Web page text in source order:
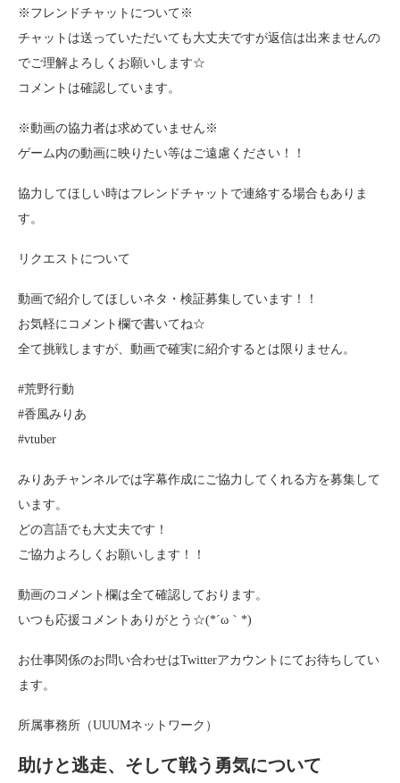
※フレンドチャットについて※
チャットは送っていただいても大丈夫ですが返信は出来ませんの
でご理解よろしくお願いします☆
コメントは確認しています。
※動画の協力者は求めていません※
ゲーム内の動画に映りたい等はご遠慮ください！！
協力してほしい時はフレンドチャットで連絡する場合もありま
す。
リクエストについて
動画で紹介してほしいネタ・検証募集しています！！
お気軽にコメント欄で書いてね☆
全て挑戦しますが、動画で確実に紹介するとは限りません。
#荒野行動
#香風みりあ
#vtuber
みりあチャンネルでは字幕作成にご協力してくれる方を募集して
います。
どの言語でも大丈夫です！
ご協力よろしくお願いします！！
動画のコメント欄は全て確認しております。
いつも応援コメントありがとう☆(*´ω｀*)
お仕事関係のお問い合わせはTwitterアカウントにてお待ちしてい
ます。
所属事務所（UUUMネットワーク）
助けと逃走、そして戦う勇気について